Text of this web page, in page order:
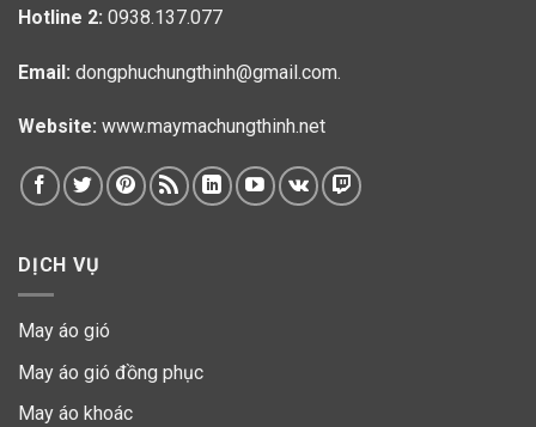
Hotline 2: 0938.137.077
Email: dongphuchungthinh@gmail.com.
Website: www.maymachungthinh.net
DỊCH VỤ
May áo gió
May áo gió đồng phục
May áo khoác